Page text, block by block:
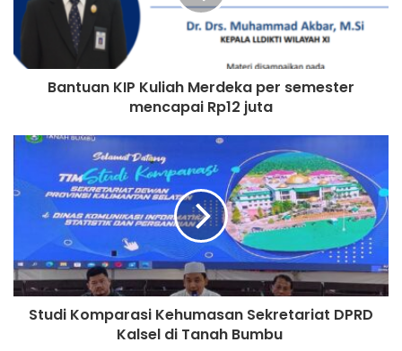
Bantuan KIP Kuliah Merdeka per semester
mencapai Rp12 juta
Studi Komparasi Kehumasan Sekretariat DPRD
Kalsel di Tanah Bumbu